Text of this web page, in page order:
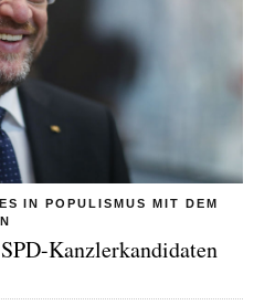
IN POPULISMUS MIT DEM
Kanzlerkandidaten